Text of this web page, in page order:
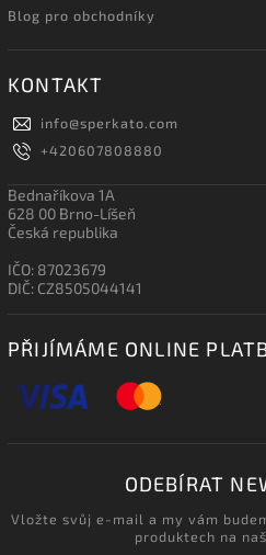
Blog pro obchodníky
KONTAKT
info@sperkato.com
+420607808880
Bednaříkova 1A
628 00 Brno-Líšeň
Česká republika
IČO: 87023679
DIČ: CZ8505044141
PŘIJÍMÁME ONLINE
ODEBÍRAT
Vložte svůj e-mail a my vám
produktech na